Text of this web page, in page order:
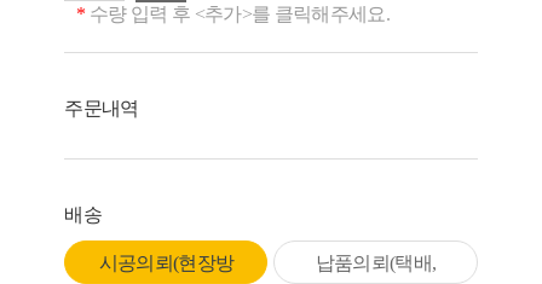
* 수량 입력 후 <추가>를 클릭해주세요.
주문내역
배송
시공의뢰(현장방 납품의뢰(택배,